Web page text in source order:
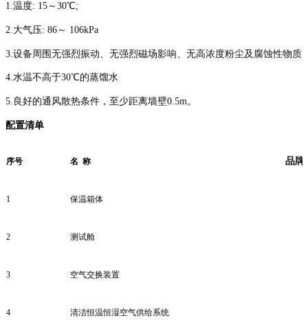
1.温度: 15～30℃;
2. 大气压: 86～ 106kPa
3. 设备周围无强烈振动、无强烈磁场影响、无高浓度粉尘及腐蚀性物质
4.水温不高于30℃的蒸馏水
5. 良好的通风散热条件，至少距离墙壁0.5m。
配置清单
序号 名 称 品牌
1 保温箱体
2 测试舱
3 空气交换装置
4 清洁恒温恒湿空气供给系统